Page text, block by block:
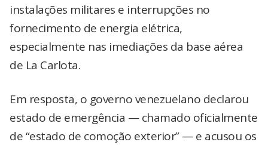
instalações militares e interrupções no
fornecimento de energia elétrica,
especialmente nas imediações da base aérea
de La Carlota.
Em resposta, o governo venezuelano declarou
estado de emergência — chamado oficialmente
de “estado de comoção exterior” — e acusou os